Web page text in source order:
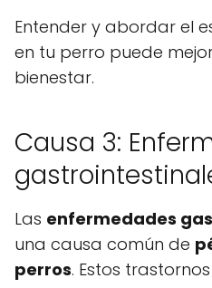
Entender y abordar el
en tu perro puede
bienestar.
Causa 3:
Las enfermedades
una causa común de
perros. Estos